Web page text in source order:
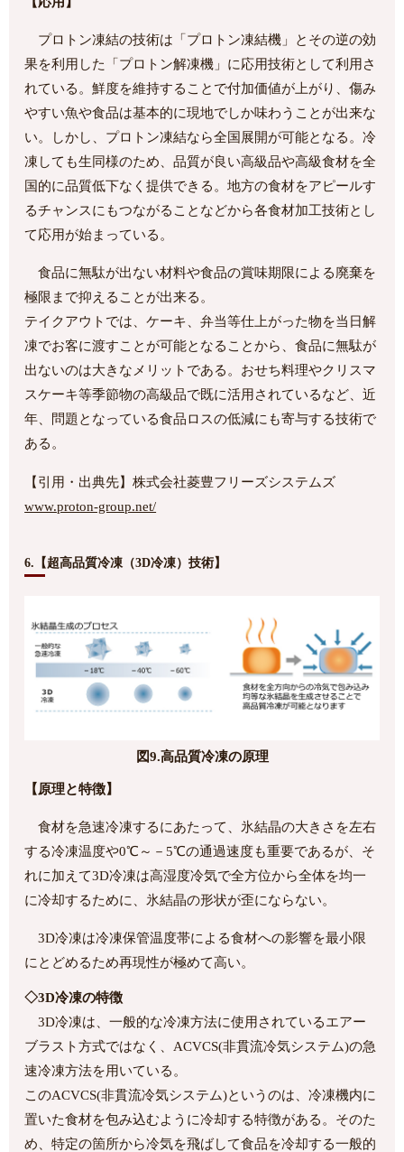
プロトン凍結の技術は「プロトン凍結機」とその逆の効
果を利用した「プロトン解凍機」に応用技術として利用さ
れている。鮮度を維持することで付加価値が上がり、傷み
やすい魚や食品は基本的に現地でしか味わうことが出来な
い。しかし、プロトン凍結なら全国展開が可能となる。冷
凍しても生同様のため、品質が良い高級品や高級食材を全
国的に品質低下なく提供できる。地方の食材をアピールす
るチャンスにもつながることなどから各食材加工技術とし
て応用が始まっている。
食品に無駄が出ない材料や食品の賞味期限による廃棄を
極限まで抑えることが出来る。
テイクアウトでは、ケーキ、弁当等仕上がった物を当日解
凍でお客に渡すことが可能となることから、食品に無駄が
出ないのは大きなメリットである。おせち料理やクリスマ
スケーキ等季節物の高級品で既に活用されているなど、近
年、問題となっている食品ロスの低減にも寄与する技術で
ある。
【引用・出典先】株式会社菱豊フリーズシステムズ
www.proton-group.net/
6.【超高品質冷凍（3D冷凍）技術】
図9.高品質冷凍の原理
【原理と特徴】
食材を急速冷凍するにあたって、氷結晶の大きさを左右
する冷凍温度や0℃～－5℃の通過速度も重要であるが、そ
れに加えて3D冷凍は高湿度冷気で全方位から全体を均一
に冷却するために、氷結晶の形状が歪にならない。
3D冷凍は冷凍保管温度帯による食材への影響を最小限
にとどめるため再現性が極めて高い。
◇3D冷凍の特徴
3D冷凍は、一般的な冷凍方法に使用されているエアー
ブラスト方式ではなく、ACVCS(非貫流冷気システム)の急
速冷凍方法を用いている。
このACVCS(非貫流冷気システム)というのは、冷凍機内に
置いた食材を包み込むように冷却する特徴がある。そのた
め、特定の箇所から冷気を飛ばして食品を冷却する一般的